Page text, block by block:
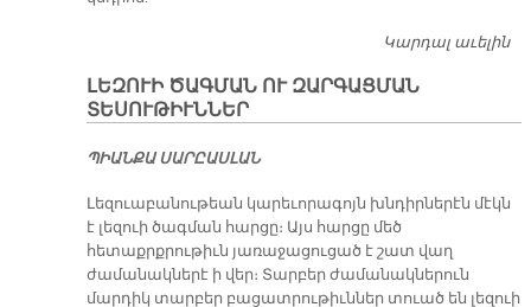
Կարդալ աւելին
ԼԵԶՈՒԻ ԾԱԳՄԱՆ ՈՒ ԶԱՐԳԱՑՄԱՆ
ՏԵՍՈՒԹԻՒՆՆԵՐ
ՊԻԱՆՔԱ ՍԱՐԸԱՍԼԱՆ
Լեզուաբանութեան կարեւորագոյն խնդիրներէն մէկն
է լեզուի ծագման հարցը։ Այս հարցը մեծ
հետաքրքրութիւն յառաջացուցած է շատ վաղ
ժամանակներէ ի վեր։ Տարբեր ժամանակներուն
մարդիկ տարբեր բացատրութիւններ տուած են լեզուի